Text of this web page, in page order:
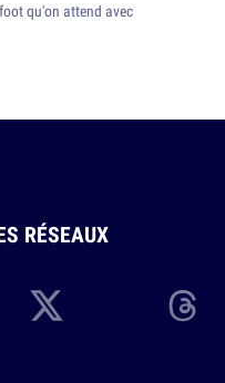
qu'on attend avec
RÉSEAUX